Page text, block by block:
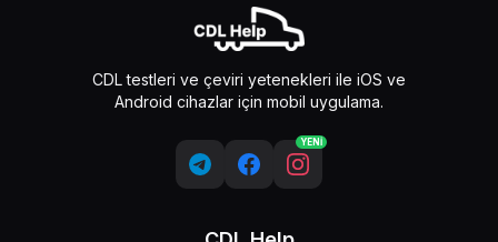
CDL testleri ve çeviri yetenekleri ile iOS ve
Android cihazlar için mobil uygulama.
YENİ